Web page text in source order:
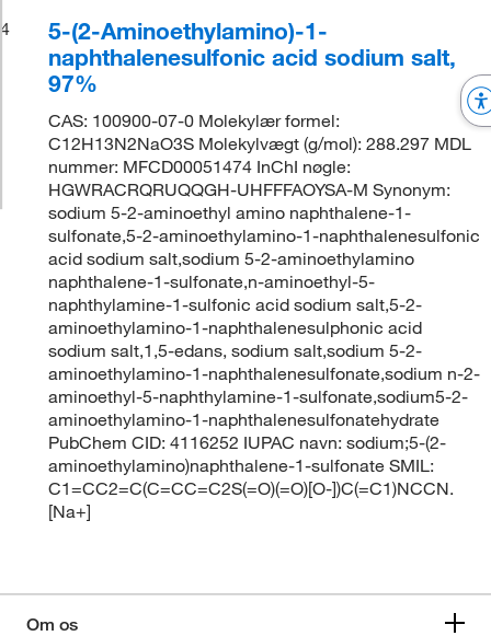
4
5-(2-Aminoethylamino)-1-
naphthalenesulfonic acid sodium salt,
97%
CAS: 100900-07-0 Molekylær formel:
C12H13N2NaO3S Molekylvægt (g/mol): 288.297 MDL
nummer: MFCD00051474 InChI nøgle:
HGWRACRQRUQQGH-UHFFFAOYSA-M Synonym:
sodium 5-2-aminoethyl amino naphthalene-1-
sulfonate,5-2-aminoethylamino-1-naphthalenesulfonic
acid sodium salt,sodium 5-2-aminoethylamino
naphthalene-1-sulfonate,n-aminoethyl-5-
naphthylamine-1-sulfonic acid sodium salt,5-2-
aminoethylamino-1-naphthalenesulphonic acid
sodium salt,1,5-edans, sodium salt,sodium 5-2-
aminoethylamino-1-naphthalenesulfonate,sodium n-2-
aminoethyl-5-naphthylamine-1-sulfonate,sodium5-2-
aminoethylamino-1-naphthalenesulfonatehydrate
PubChem CID: 4116252 IUPAC navn: sodium;5-(2-
aminoethylamino)naphthalene-1-sulfonate SMIL:
C1=CC2=C(C=CC=C2S(=O)(=O)[O-])C(=C1)NCCN.
[Na+]
Om os